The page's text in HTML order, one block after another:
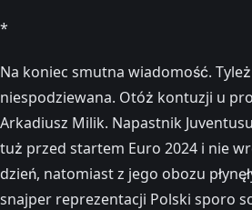
*
Na koniec smutna wiadomość.
niespodziewana. Otóż kontuzji u
Arkadiusz Milik. Napastnik
tuż przed startem Euro 2024 i nie
dzień, natomiast z jego obozu
snajper reprezentacji Polski sporo